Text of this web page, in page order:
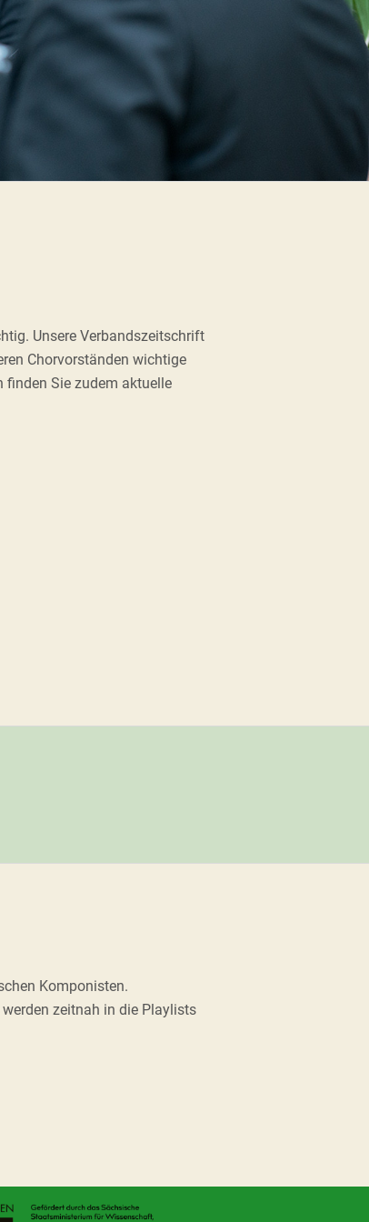
Unsere Verbandszeitschrift
Chorvorständen wichtige
finden Sie zudem aktuelle
Komponisten.
zeitnah in die Playlists